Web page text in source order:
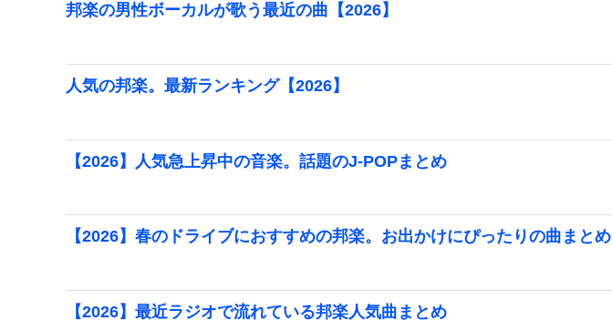
邦楽の男性ボーカルが歌う最近の曲【2026】
人気の邦楽。最新ランキング【2026】
【2026】人気急上昇中の音楽。話題のJ-POPまとめ
【2026】春のドライブにおすすめの邦楽。お出かけにぴったりの曲まとめ
【2026】最近ラジオで流れている邦楽人気曲まとめ